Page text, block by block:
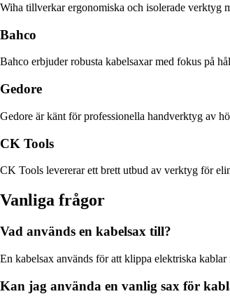
Wiha tillverkar ergonomiska och isolerade verktyg
Bahco
Bahco erbjuder robusta kabelsaxar med fokus på
Gedore
Gedore är känt för professionella handverktyg av
CK Tools
CK Tools levererar ett brett utbud av verktyg för
Vanliga frågor
Vad används en kabelsax till?
En kabelsax används för att klippa elektriska
Kan jag använda en vanlig sax för